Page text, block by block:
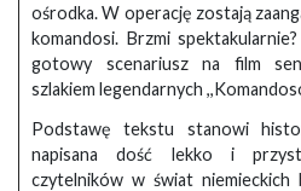
ośrodka. W operację zostają
komandosi. Brzmi
gotowy scenariusz na film
szlakiem legendarnych
Podstawę tekstu stanowi
napisana dość lekko i
czytelników w świat niemieckich